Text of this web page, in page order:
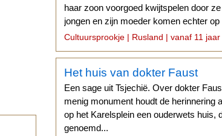
haar zoon voorgoed kwijtspelen door
jongen en zijn moeder komen echter
woont.
Cultuursprookje | Rusland | vanaf 11 jaar
Het huis van dokter Faust
Een sage uit Tsjechië. Over dokter
menig monument houdt de herinnering
op het Karelsplein een ouderwets huis,
genoemd...